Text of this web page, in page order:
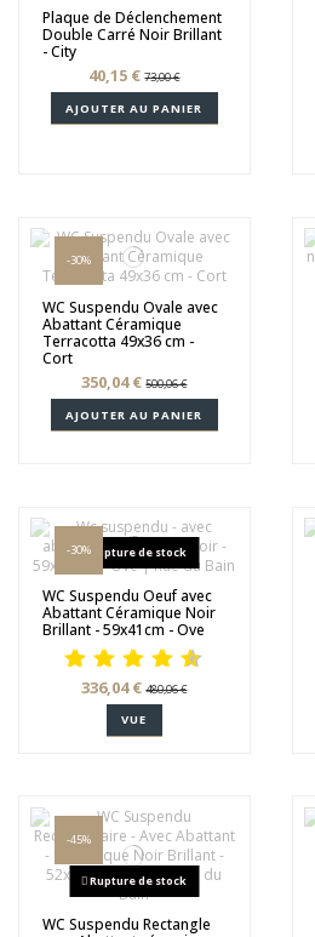
Plaque de Déclenchement
Double Carré Noir Brillant
- City
40,15 €73,00 €
AJOUTER AU PANIER
-30%
WC Suspendu Ovale avec
Abattant Céramique
Terracotta 49x36 cm -
Cort
350,04 €500,06 €
AJOUTER AU PANIER
-30%Rupture de stock
WC Suspendu Oeuf avec
Abattant Céramique Noir
Brillant - 59x41cm - Ove
336,04 €480,06 €
VUE
-45%
Rupture de stock
WC Suspendu Rectangle